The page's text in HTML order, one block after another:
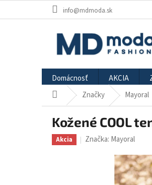
info@mdmoda.sk
Domácnosť AKCIA
DomovZnačky Mayoral
Kožené COOL
Akcia Značka: Mayoral